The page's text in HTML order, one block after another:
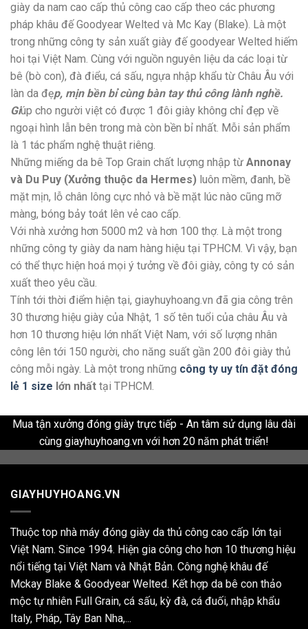
giày da nam cao cấp thủ công cao cấp theo các phương
pháp khâu đế Goodyear Welted và Mc Kay (Blake). Là một
trong những công ty sản xuất giày đế goodyear Welted hiếm
hoi tại Việt Nam. Cùng với nguồn nguyên liệu da các loại từ
bê (bò con), đà điểu, cá sấu, ngựa nhập khẩu từ Châu Âu với
làn da đẹp, mịn bền bỉ cùng bàn tay thủ công lành nghề.
Giúp cho người việt có được 1 đôi giày không chỉ đẹp về
ngoại hình lẫn bên trong mà còn bền bỉ nhất. Mỗi sản phẩm
là 1 tác phẩm nghệ thuật riêng.
Những miếng da bê Top Grain chất lượng nhập từ Annonay
và Du Puy (Xưởng thuộc da Hermes) luôn mềm, đanh, bề
mặt mịn, lỗ chân lông cực nhỏ và bề mặt lúc nào cũng mỡ
màng, bóng bảy toát lên vẻ cao cấp.
Với nhà xưởng hơn 5000 m2 và hơn 100 thợ. Là một trong
những công ty giày da nam hàng hiệu tại TPHCM. Vì vậy, bạn
có thể thực hiện hoá mọi ý tưởng về đôi giày, công ty có sản
xuất theo yêu cầu.
Tính tới thời điểm hiện tại, giayhuyhoang.vn đã gia công trên
30 thương hiệu giày của Nhật, 1 số tên tuổi của châu Âu và
hơn 10 thương hiệu lớn nhất Việt Nam, với số lượng nhân
công lên tới 150 người, cho năng suất gần 200 đôi giày thủ
công mỗi ngày. Là một trong những công ty uy tín đặt đóng
lẻ 1 size lớn nhất tại TPHCM.
Mua tận xưởng đóng giày trực tiếp - An tâm sử dụng lâu dài
cùng giayhuyhoang.vn với hơn 20 năm phát triển!
GIAYHUYHOANG.VN
Thuộc top nhà máy đóng giày da thủ công cao cấp lớn tại
Việt Nam. Since 1994. Hiện gia công cho hơn 10 thương hiệu
nổi tiếng tại Việt Nam và Nhật Bản. Công nghệ khâu đế
Mckay Blake & Goodyear Welted. Kết hợp da bê con thảo
mộc tự nhiên Full Grain, cá sấu, kỳ đà, cá đuối, nhập khẩu
Italy, Pháp, Tây Ban Nha,...